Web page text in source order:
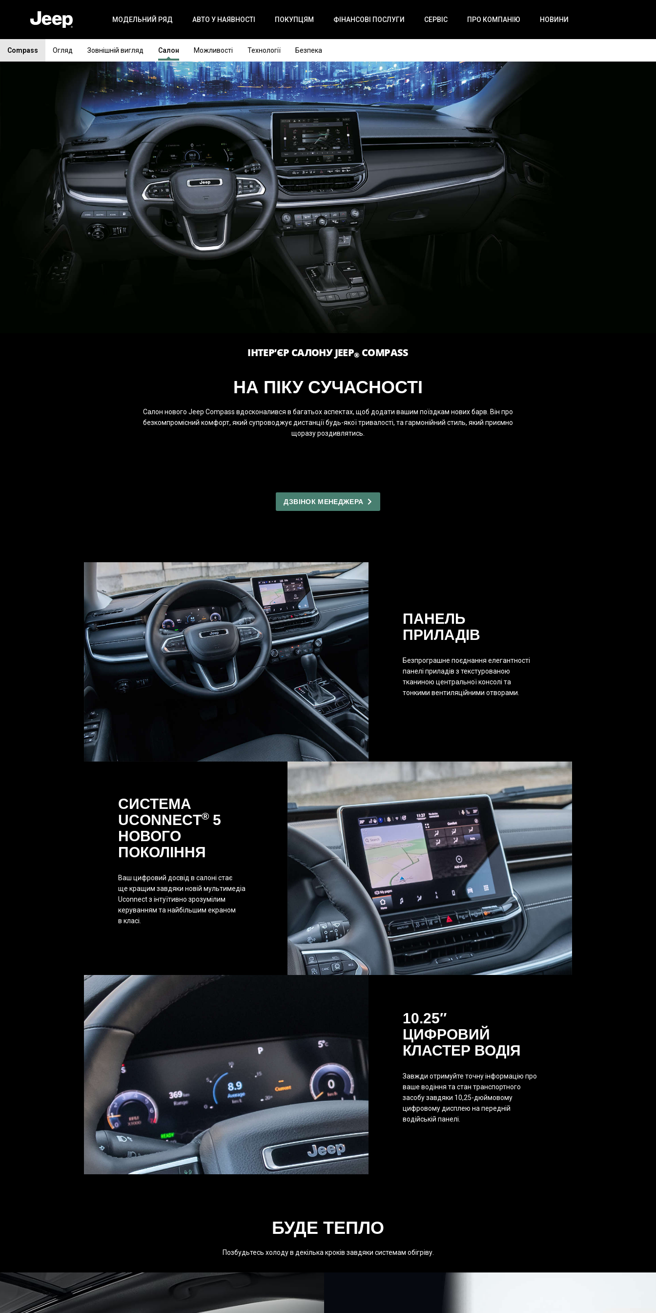
МОДЕЛЬНИЙ РЯД АВТО У НАЯВНОСТІ ПОКУПЦЯМ ФІНАНСОВІ ПОСЛУГИ СЕРВІС ПРО КОМПАНІЮ НОВИНИ
Compass Огляд Зовнішній вигляд Салон Можливості Технології Безпека
ІНТЕР’ЄР САЛОНУ JEEP® COMPASS
НА ПІКУ СУЧАСНОСТІ
Салон нового Jeep Compass вдосконалився в багатьох аспектах, щоб додати вашим поїздкам нових барв. Він про
безкомпромісний комфорт, який супроводжує дистанції будь-якої тривалості, та гармонійний стиль, який приємно
щоразу роздивлятись.
ДЗВІНОК МЕНЕДЖЕРА
ПАНЕЛЬ
ПРИЛАДІВ
Безпрограшне поєднання елегантності
панелі приладів з текстурованою
тканиною центральної консолі та
тонкими вентиляційними отворами.
СИСТЕМА
UCONNECT® 5
НОВОГО
ПОКОЛІННЯ
Ваш цифровий досвід в салоні стає
ще кращим завдяки новій мультимедіа
Uconnect з інтуїтивно зрозумілим
керуванням та найбільшим екраном
в класі.
10.25″
ЦИФРОВИЙ
КЛАСТЕР ВОДІЯ
Завжди отримуйте точну інформацію про
ваше водіння та стан транспортного
засобу завдяки 10,25-дюймовому
цифровому дисплею на передній
водійській панелі.
БУДЕ ТЕПЛО
Позбудьтесь холоду в декілька кроків завдяки системам обігріву.